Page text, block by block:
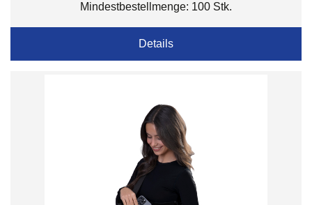
Mindestbestellmenge: 100 Stk.
Details